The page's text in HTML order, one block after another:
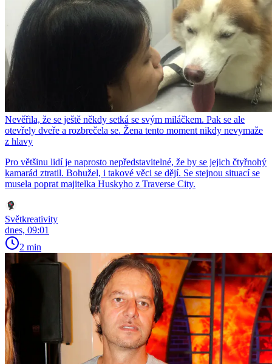
Nevěřila, že se ještě někdy setká se svým miláčkem. Pak se ale
otevřely dveře a rozbrečela se. Žena tento moment nikdy nevymaže
z hlavy
Pro většinu lidí je naprosto nepředstavitelné, že by se jejich čtyřnohý
kamarád ztratil. Bohužel, i takové věci se dějí. Se stejnou situací se
musela poprat majitelka Huskyho z Traverse City.
Světkreativity
dnes, 09:01
2 min